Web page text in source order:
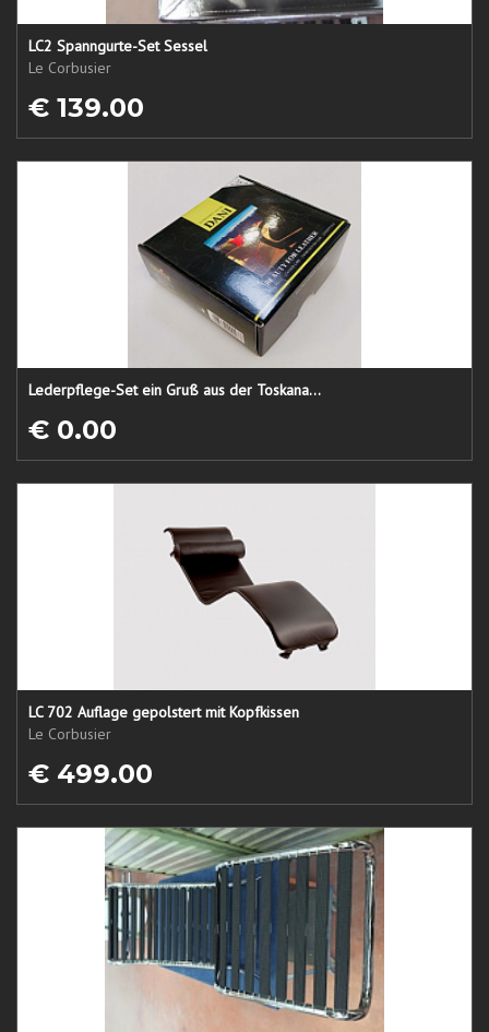
LC2 Spanngurte-Set Sessel
Le Corbusier
€ 139.00
Lederpflege-Set ein Gruß aus der Toskana...
€ 0.00
LC 702 Auflage gepolstert mit Kopfkissen
Le Corbusier
€ 499.00